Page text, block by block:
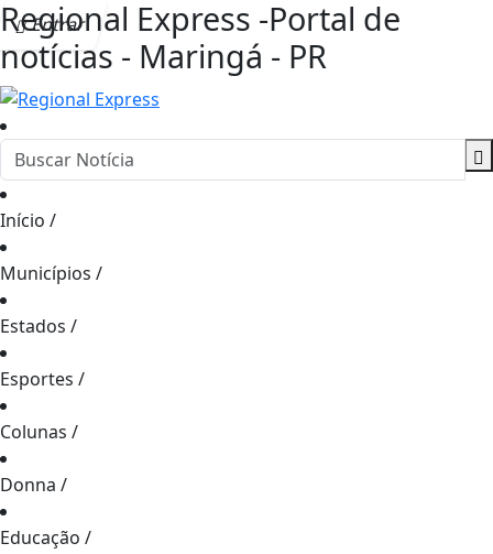
Regional Express -Portal de
notícias - Maringá - PR
Entrar
Início /
Municípios /
Estados /
Esportes /
Colunas /
Donna /
Educação /